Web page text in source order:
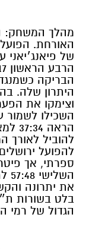
מהלך המשחק:
האורחת.
של
הבריקה
היתרון שלה.
וצימקו את
השכילו לשמור
להוביל לאורך
להפועל
ספרתי, אך
את יתרונה
בלט בשורות
הגדול של רמי הדר